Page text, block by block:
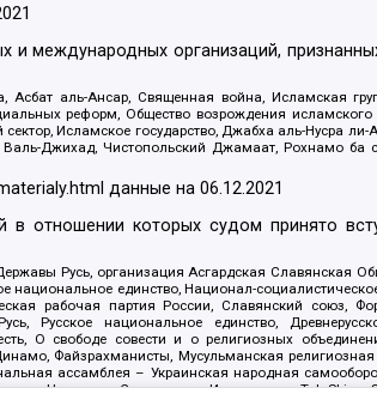
международных организаций,
аль-Ансар, Священная война, Исламская
реформ, Общество возрождения
Исламское государство, Джабха аль-
Джихад, Чистопольский Джамаат, Рохнамо ба
данные на06.12.2021
отношении которых судом принято
Русь, организация Асгардская
национальное единство, Национал-
рабочая партия России, Славянский союз,
Русское национальное единство,
О свободе совести и о религиозных
Файзрахманисты, Мусульманская
ассамблея – Украинская народная
Народная Социальная Инициатива, TulaSkins,